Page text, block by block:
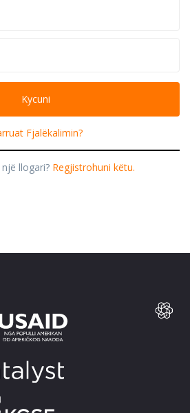
Fjalëkalimin?
llogari? Regjistrohuni këtu.